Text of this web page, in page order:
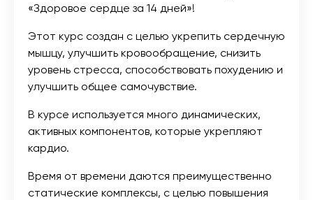
«Здоровое сердце за 14 дней»!
Этот курс создан с целью укрепить сердечную
мышцу, улучшить кровообращение, снизить
уровень стресса, способствовать похудению и
улучшить общее самочувствие.
В курсе используется много динамических,
активных компонентов, которые укрепляют
кардио.
Время от времени даются преимущественно
статические комплексы, с целью повышения